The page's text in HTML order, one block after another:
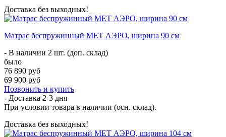
Доставка без выходных!
Матрас беспружинный МЕТ АЭРО, ширина 90 см
- В наличии 2 шт. (доп. склад)
было
76 890 руб
69 900 руб
Позвонить и купить
- Доставка 2-3 дня
При условии товара в наличии (осн. склад).
Доставка без выходных!